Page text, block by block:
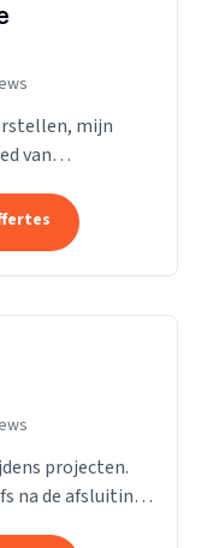
mijn
van
is voor
projecten.
na de afsluiting